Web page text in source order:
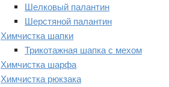
Шелковый палантин
Шерстяной палантин
Химчистка шапки
Трикотажная шапка с мехом
Химчистка шарфа
Химчистка рюкзака